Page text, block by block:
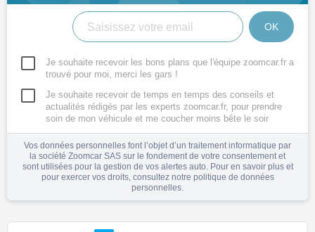
OK
Je souhaite recevoir les bons plans que l'équipe zoomcar.fr a
trouvé pour moi, merci les gars !
Je souhaite recevoir de temps en temps des conseils et
actualités rédigés par les experts zoomcar.fr, pour prendre
soin de mon véhicule et me coucher moins bête le soir
Vos données personnelles font l’objet d’un traitement informatique par
la société Zoomcar SAS sur le fondement de votre consentement et
sont utilisées pour la gestion de vos alertes auto. Pour en savoir plus et
pour exercer vos droits, consultez notre politique de données
personnelles.